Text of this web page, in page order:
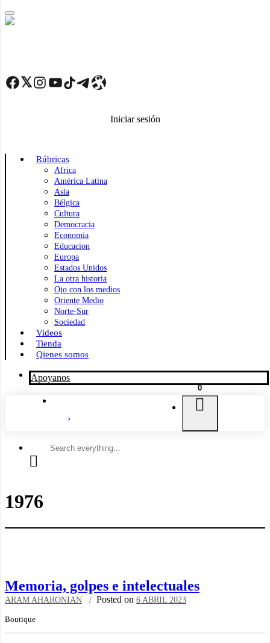
Skip
to
Facebook Twitter Instagram YouTube TikTok Telegram Enlace
Iniciar sesión
Rúbricas
Africa
América Latina
Asia
Bélgica
Cultura
Democracia
Economia
Educacion
Europa
Estados Unidos
La otra historia
Ojo con los medios
Oriente Medio
Norte-Sur
Sociedad
Videos
Tienda
Qienes somos
Apoyanos
0
Search
1976
Memoria, golpes e intelectuales
ARAM AHARONIAN Posted on 6 ABRIL 2023
Boutique